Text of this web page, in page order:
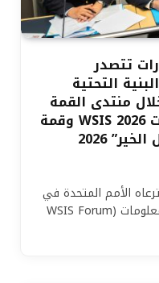
تتصدر
التحتية
منتدى القمة
العالمية لمجتمع المعلومات WSIS 2026 وقمة
2026
الأمم المتحدة في
منتدى القمة العالمية لمجتمع المعلومات (WSIS Forum